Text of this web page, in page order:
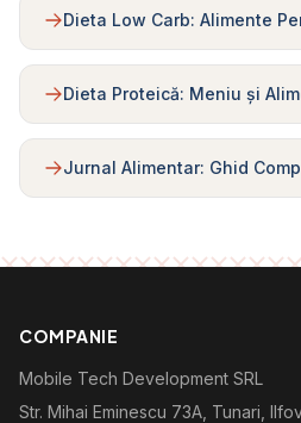
Dieta Low Carb: Alimente
Dieta Proteică: Meniu și
Jurnal Alimentar: Ghid
COMPANIE
Mobile Tech Development SRL
Str. Mihai Eminescu 73A, Tunari,